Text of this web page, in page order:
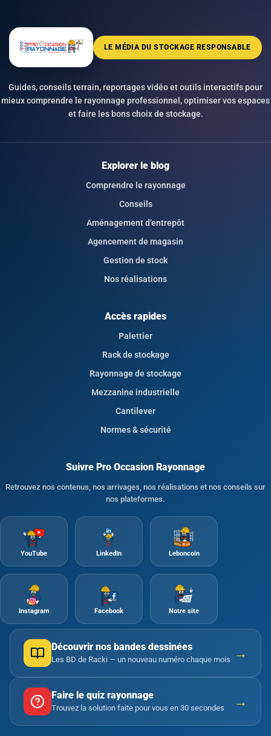
LE MÉDIA DU STOCKAGE RESPONSABLE
Guides, conseils terrain, reportages vidéo et outils interactifs pour
mieux comprendre le rayonnage professionnel, optimiser vos espaces
et faire les bons choix de stockage.
Explorer le blog
Comprendre le rayonnage
Conseils
Aménagement d’entrepôt
Agencement de magasin
Gestion de stock
Nos réalisations
Accès rapides
Palettier
Rack de stockage
Rayonnage de stockage
Mezzanine industrielle
Cantilever
Normes & sécurité
Suivre Pro Occasion Rayonnage
Retrouvez nos contenus, nos arrivages, nos réalisations et nos conseils sur
nos plateformes.
YouTube LinkedIn Leboncoin
Instagram Facebook Notre site
Découvrir nos bandes dessinées
Les BD de Racki — un nouveau numéro chaque mois →
Faire le quiz rayonnage
Trouvez la solution faite pour vous en 30 secondes →